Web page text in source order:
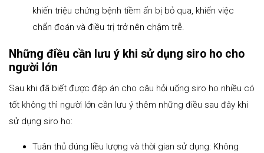
khiến triệu chứng bệnh tiềm ẩn bị bỏ qua, khiến việc
chẩn đoán và điều trị trở nên chậm trễ.
Những điều cần lưu ý khi sử dụng siro ho cho
người lớn
Sau khi đã biết được đáp án cho câu hỏi uống siro ho nhiều có
tốt không thì người lớn cần lưu ý thêm những điều sau đây khi
sử dụng siro ho:
Tuân thủ đúng liều lượng và thời gian sử dụng: Không